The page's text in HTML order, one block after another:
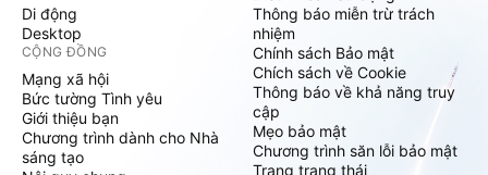
Di động
Desktop
CỘNG ĐỒNG
Mạng xã hội
Bức tường Tình yêu
Giới thiệu bạn
Chương trình dành cho Nhà
sáng tạo
Thông báo miễn trừ trách
nhiệm
Chính sách Bảo mật
Chích sách về Cookie
Thông báo về khả năng truy
cập
Mẹo bảo mật
Chương trình săn lỗi bảo mật
Trang trạng thái